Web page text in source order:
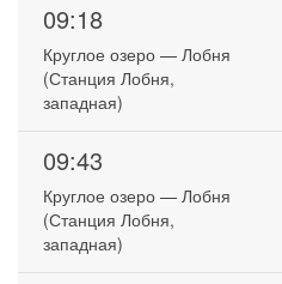
09:18
Круглое озеро — Лобня
(Станция Лобня,
западная)
09:43
Круглое озеро — Лобня
(Станция Лобня,
западная)